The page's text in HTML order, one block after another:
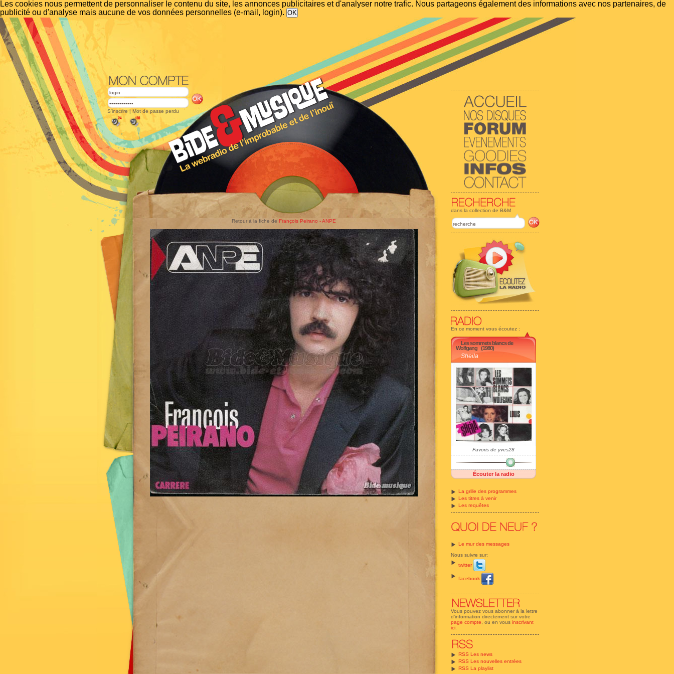
Les cookies nous permettent de personnaliser le contenu du site, les annonces publicitaires et d'analyser notre trafic. Nous partageons également des informations avec nos partenaires, de
publicité ou d'analyse mais aucune de vos données personnelles (e-mail, login).
dans la collection de B&M
En ce moment vous écoutez :
Les sommets blancs de
Wolfgang (1980)
Sheila
Favoris de yves28
Écouter la radio
La grille des programmes
Les titres à venir
Les requêtes
Le mur des messages
Nous suivre sur:
twitter
facebook
Vous pouvez vous abonner à la lettre
d'information directement sur votre
page compte , ou en vous inscrivant
ici
RSS Les news
RSS Les nouvelles entrées
RSS La playlist
S'inscrire | Mot de passe perdu
Retour à la fiche de François Peirano - ANPE